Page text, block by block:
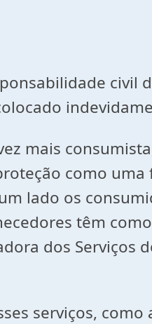
civil
mais
como
lado os
têm
dos Serviços
serviços,